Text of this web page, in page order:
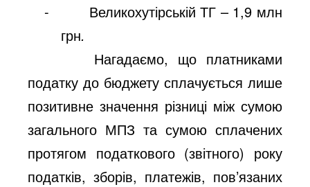
-
Великохутірській ТГ – 1,9 млн
грн.
Нагадаємо, що платниками
податку до бюджету сплачується лише
позитивне значення різниці між сумою
загального МПЗ та сумою сплачених
протягом податкового (звітного) року
податків, зборів, платежів, пов’язаних